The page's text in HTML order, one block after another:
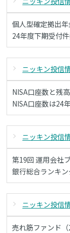
個人型確定拠出
24年度下期受付
ニッキン投信
NISA口座数と残
NISA口座数は24
ニッキン投信
第19回 運用会社
銀行総合ランキ
ニッキン投信
売れ筋ファンド（